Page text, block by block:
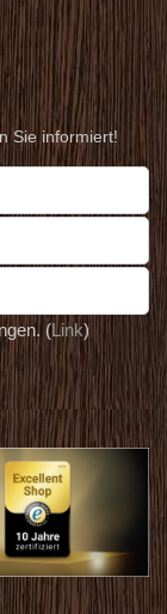
Sie informiert!
(Link)